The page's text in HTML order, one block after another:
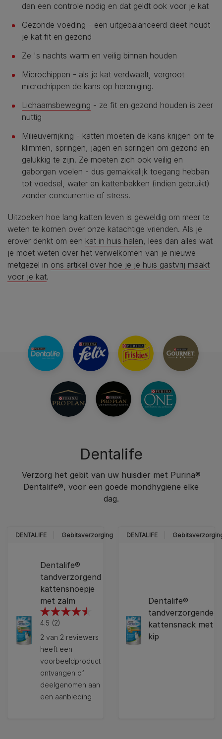
dan een controle nodig en dat geldt ook voor je kat
Gezonde voeding - een uitgebalanceerd dieet houdt
je kat fit en gezond
Ze 's nachts warm en veilig binnen houden
Microchippen - als je kat verdwaalt, vergroot
microchippen de kans op hereniging.
Lichaamsbeweging - ze fit en gezond houden is zeer
nuttig
Milieuverrijking - katten moeten de kans krijgen om te
klimmen, springen, jagen en springen om gezond en
gelukkig te zijn. Ze moeten zich ook veilig en
geborgen voelen - dus gemakkelijk toegang hebben
tot voedsel, water en kattenbakken (indien gebruikt)
zonder concurrentie of stress.
Uitzoeken hoe lang katten leven is geweldig om meer te
weten te komen over onze katachtige vrienden. Als je
erover denkt om een kat in huis halen, lees dan alles wat
je moet weten over het verwelkomen van je nieuwe
metgezel in ons artikel over hoe je je huis gastvrij maakt
voor je kat.
Dentalife
Verzorg het gebit van uw huisdier met Purina®
Dentalife®, voor een goede mondhygiëne elke
dag.​
DENTALIFE Gebitsverzorging
Dentalife®
tandverzorgend
kattensnoepje
met zalm
4.5 (2)
4.5
van
de
5
sterren.
2
beoordelingen
2 van 2 reviewers
heeft een
voorbeeldproduct
ontvangen of
deelgenomen aan
een aanbieding
DENTALIFE
Dentalife®
tandverzorgende
kattensnack met
kip